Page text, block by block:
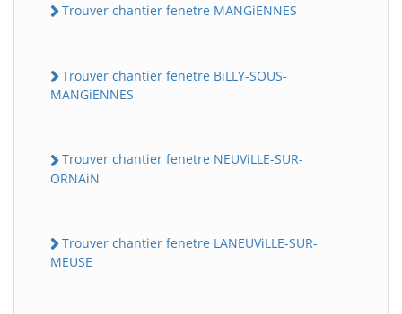
Trouver chantier fenetre MANGiENNES
Trouver chantier fenetre BiLLY-SOUS-
MANGiENNES
Trouver chantier fenetre NEUViLLE-SUR-
ORNAiN
Trouver chantier fenetre LANEUViLLE-SUR-
MEUSE